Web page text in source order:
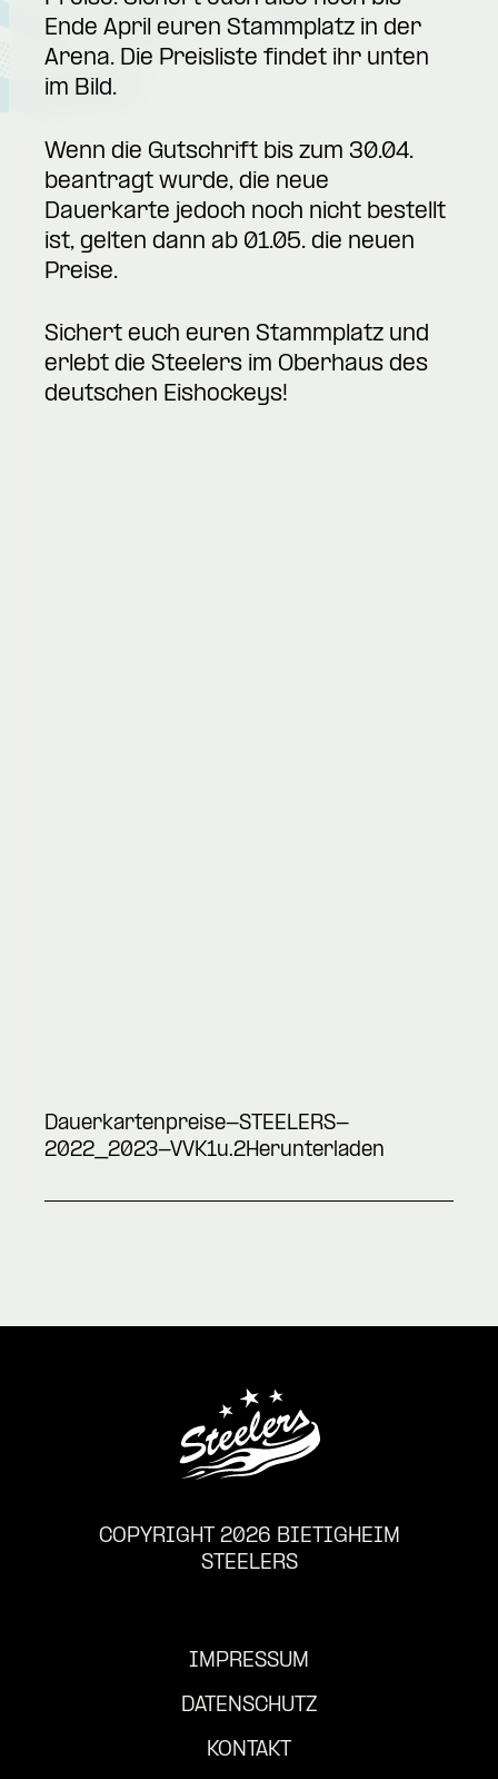
Ende April euren Stammplatz in der
Arena. Die Preisliste findet ihr unten
im Bild.
Wenn die Gutschrift bis zum 30.04.
beantragt wurde, die neue
Dauerkarte jedoch noch nicht bestellt
ist, gelten dann ab 01.05. die neuen
Preise.
Sichert euch euren Stammplatz und
erlebt die Steelers im Oberhaus des
deutschen Eishockeys!
Dauerkartenpreise-STEELERS-
2022_2023-VVK1u.2Herunterladen
COPYRIGHT 2026 BIETIGHEIM
STEELERS
IMPRESSUM
DATENSCHUTZ
KONTAKT